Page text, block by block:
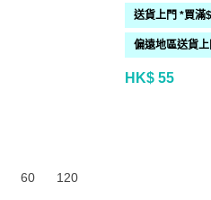
HK$ 55
60 120